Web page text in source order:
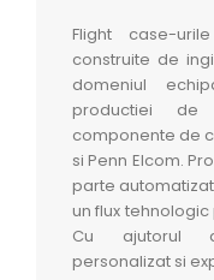
Flight case-
construite de
domeniul
productiei de
componente de
si Penn Elcom.
parte
un flux
Cu ajutorul
personalizat si